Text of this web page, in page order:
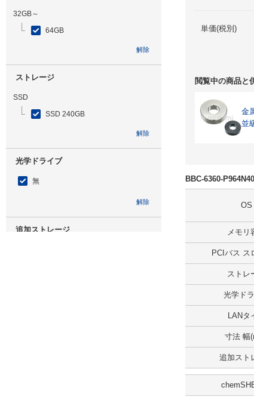
32GB～
64GB
解除
ストレージ
SSD
SSD 240GB
解除
光学ドライブ
無
解除
追加ストレージ
単価(税別)
閲覧中の商品と
金
並
BBC-6360-
OS
メモリ
PCIバス ス
ストレ
光学ド
LANタ
寸法 幅
追加スト